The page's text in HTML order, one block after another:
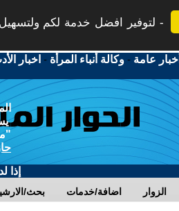
لتوفير افضل خدمة لكم
أخبار عامة -وكالة أنباء المرأة - اخبار
إذا
بحث/ اضافة/خدمات الزوار